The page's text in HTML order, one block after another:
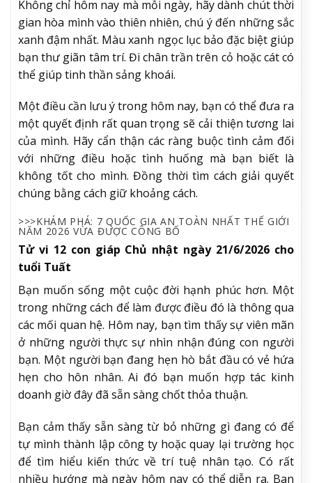
Không chỉ hôm nay mà mỗi ngày, hãy dành chút thời
gian hòa mình vào thiên nhiên, chú ý đến những sắc
xanh đậm nhất. Màu xanh ngọc lục bảo đặc biệt giúp
bạn thư giãn tâm trí. Đi chân trần trên cỏ hoặc cát có
thể giúp tinh thần sảng khoái.
Một điều cần lưu ý trong hôm nay, bạn có thể đưa ra
một quyết định rất quan trọng sẽ cải thiện tương lai
của mình. Hãy cẩn thận các ràng buộc tình cảm đối
với những điều hoặc tình huống mà bạn biết là
không tốt cho mình. Đồng thời tìm cách giải quyết
chúng bằng cách giữ khoảng cách.
>>>KHÁM PHÁ: 7 QUỐC GIA AN TOÀN NHẤT THẾ GIỚI
NĂM 2026 VỪA ĐƯỢC CÔNG BỐ
Tử vi 12 con giáp Chủ nhật ngày 21/6/2026 cho
tuổi Tuất
Bạn muốn sống một cuộc đời hạnh phúc hơn. Một
trong những cách để làm được điều đó là thông qua
các mối quan hệ. Hôm nay, bạn tìm thấy sự viên mãn
ở những người thực sự nhìn nhận đúng con người
bạn. Một người bạn đang hẹn hò bắt đầu có vẻ hứa
hẹn cho hôn nhân. Ai đó bạn muốn hợp tác kinh
doanh giờ đây đã sẵn sàng chốt thỏa thuận.
Bạn cảm thấy sẵn sàng từ bỏ những gì đang có để
tự mình thành lập công ty hoặc quay lại trường học
để tìm hiểu kiến thức về trí tuệ nhân tạo. Có rất
nhiều hướng mà ngày hôm nay có thể diễn ra. Ban